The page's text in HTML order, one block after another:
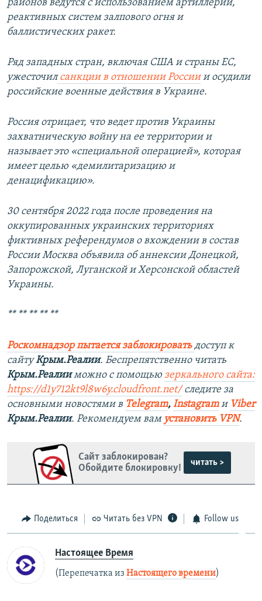
районов ведутся с использованием артиллерии,
реактивных систем залпового огня и
баллистических ракет.
Ряд западных стран, включая США и страны ЕС,
ужесточилсанкции в отношении Россиии осудили
российские военные действия в Украине.
Россия отрицает, что ведет против Украины
захватническую войну на ее территории и
называет это «специальной операцией», которая
имеет целью «демилитаризацию и
денацификацию».
30 сентября 2022 года после проведения на
оккупированных украинских территориях
фиктивных референдумов о вхождении в состав
России Москва объявила об аннексии Донецкой,
Запорожской, Луганской и Херсонской областей
Украины.
** ** ** ** **
Роскомнадзор пытается заблокировать доступ к
сайтуКрым.Реалии. Беспрепятственно читать
Крым.Реалииможно с помощью зеркального сайта:
https://d1y712kt9l8w6y.cloudfront.net/ следите за
основными новостями в Telegram, Instagramи Viber
Крым.Реалии. Рекомендуем вам установить VPN.
Сайт заблокирован?
Обойдите блокировку!
читать >
Поделиться Читать без VPN Follow us
Настоящее Время
(Перепечатка из Настоящего времени)